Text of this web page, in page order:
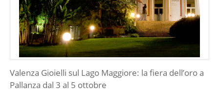
Valenza Gioielli sul Lago Maggiore: la fiera dell’oro a
Pallanza dal 3 al 5 ottobre